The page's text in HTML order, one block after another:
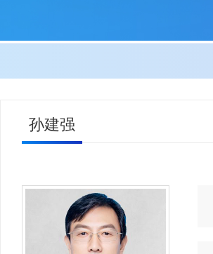
孙建强